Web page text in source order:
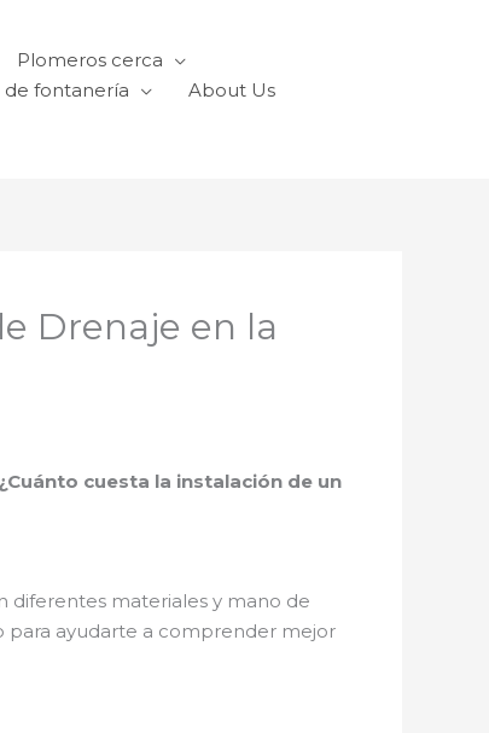
Plomeros cerca
de fontanería
About Us
Drenaje en la
¿Cuánto cuesta la instalación de un
diferentes materiales y mano de
para ayudarte a comprender mejor